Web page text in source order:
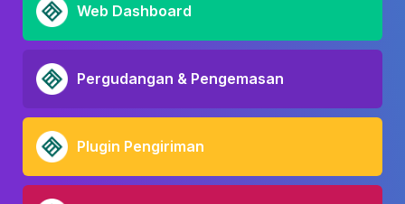
Web Dashboard
Pergudangan & Pengemasan
Plugin Pengiriman